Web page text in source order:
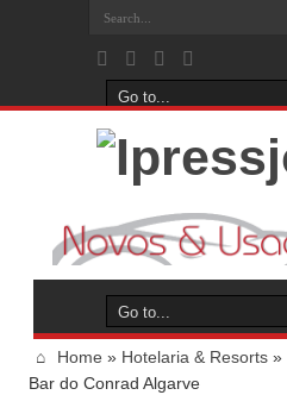
Home » Hotelaria & Resorts »
Bar do Conrad Algarve